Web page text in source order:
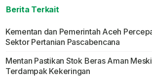
Berita Terkait
Kementan dan Pemerintah Aceh
Sektor Pertanian Pascabencana
Mentan Pastikan Stok Beras Aman
Terdampak Kekeringan